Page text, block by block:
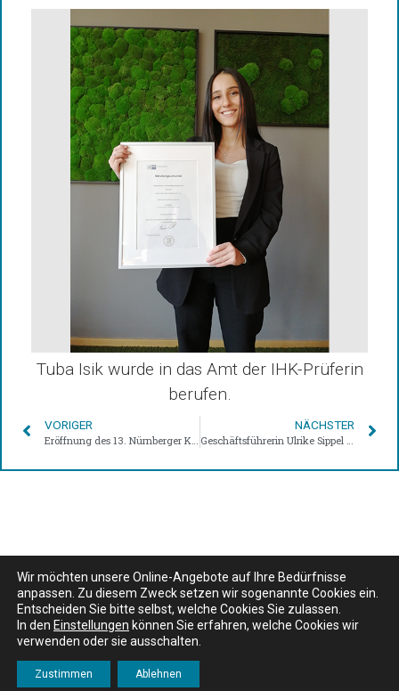
Tuba Isik wurde in das Amt der IHK-Prüferin
berufen.
VORIGER
Eröffnung des 13. Nürnberger KulturRucksacks – BW Bildung und Wissen als Förderer wieder mit dabei
NÄCHSTER
Geschäftsführerin Ulrike Sippel mit Ehrenzeichen des Bayerischen Ministerpräsidenten ausgezeichnet
© BW Bildung und Wissen Verlag und Software GmbH 2026
Kontakt Impressum
Wir möchten unsere Online-Angebote auf Ihre Bedürfnisse
anpassen. Zu diesem Zweck setzen wir sogenannte Cookies ein.
Entscheiden Sie bitte selbst, welche Cookies Sie zulassen.
In den Einstellungen können Sie erfahren, welche Cookies wir
verwenden oder sie ausschalten.
Zustimmen Ablehnen